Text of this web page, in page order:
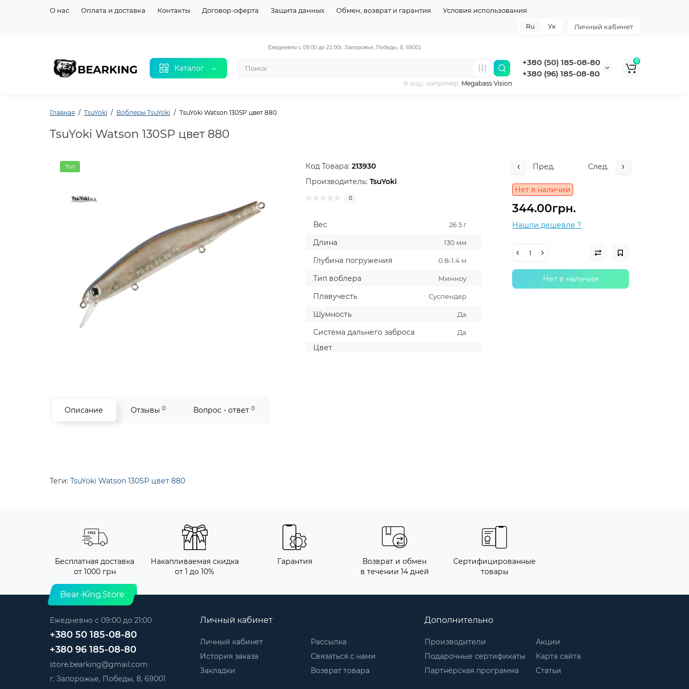
О нас Оплата и доставка Контакты Договор-оферта Защита данных Обмен, возврат и гарантия
Условия использования
Личный кабинет
Ru Ук
Каталог
Ежедневно с 09:00 до 21:00г. Запорожье, Победы, 8, 69001
+380 (50) 185-08-80
+380 (96) 185-08-80
Я ищу, например, Megabass Vision
0
Главная TsuYoki Воблеры TsuYoki TsuYoki Watson 130SP цвет 880
TsuYoki Watson 130SP цвет 880
Топ Код Товара:213930
Производитель:TsuYoki
0
Вес 26.5 г
Длина 130 мм
Глубина погружения 0.8-1.4 м
Тип воблера Минноу
Плавучесть Суспендер
Шумность Да
Система дальнего заброса Да
Цвет
Пред. След.
Нет в наличии
344.00грн.
Нашли дешевле ?
Нет в наличии
Описание Отзывы 0 Вопрос - ответ 0
Теги: TsuYoki Watson 130SP цвет 880
Бесплатная доставка
от 1000 грн
Накапливаемая скидка
от 1 до 10%
Гарантия
Возврат и обмен
в течении 14 дней
Сертифицированные
товары
Bear-King.Store
Ежедневно с 09:00 до 21:00
+380 50 185-08-80
+380 96 185-08-80
store.bearking@gmail.com
г. Запорожье, Победы, 8, 69001
Личный кабинет
Личный кабинет
История заказа
Закладки
Рассылка
Связаться с нами
Возврат товара
Дополнительно
Производители
Подарочные сертификаты
Партнёрская программа
Акции
Карта сайта
Статьи